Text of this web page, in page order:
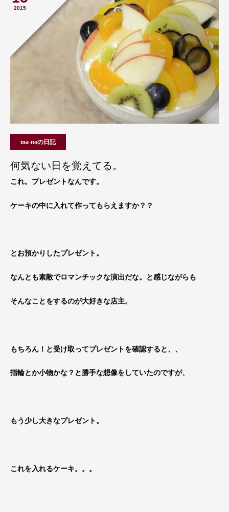
2015
ma-noの日記
何気ない日を覚えてる。
これ。プレゼントなんです。
ケーキの中に入れて作ってもらえますか？？
とお預かりしたプレゼント。
なんとも素敵でロマンチックな演出だな。と感じながらも
そんなことをするのが大好きな店主。
もちろん！と受け取ってプレゼントを確認すると、、
指輪とか小物かな？と勝手な想像をしていたのですが、
もう少し大きなプレゼント。
これを入れるケーキ。。。